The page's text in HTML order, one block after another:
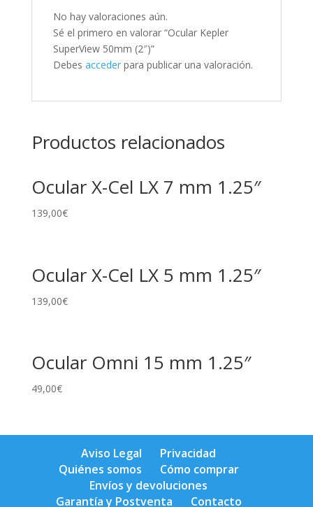
No hay valoraciones aún.
Sé el primero en valorar “Ocular Kepler
SuperView 50mm (2″)”
Debes accederpara publicar una valoración.
Productos relacionados
Ocular X-Cel LX 7 mm 1.25″
139,00€
Ocular X-Cel LX 5 mm 1.25″
139,00€
Ocular Omni 15 mm 1.25″
49,00€
Aviso Legal
Privacidad
Quiénes somos
Cómo comprar
Envíos y devoluciones
Garantía y Postventa
Contacto